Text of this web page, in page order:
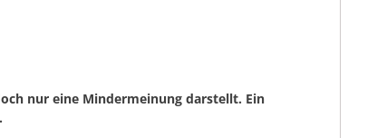
nur eine Mindermeinung darstellt. Ein